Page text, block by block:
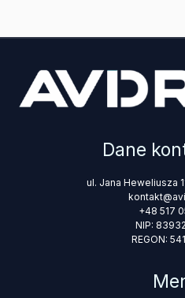
Dane
ul. Jana Heweliusza
+48 517
NIP:
REGON: